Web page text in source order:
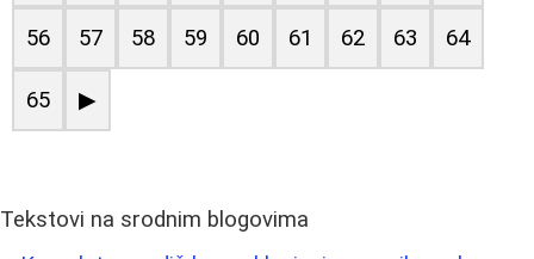
56 57 58 59 60 61 62 63 64
65 ▶
Tekstovi na srodnim blogovima